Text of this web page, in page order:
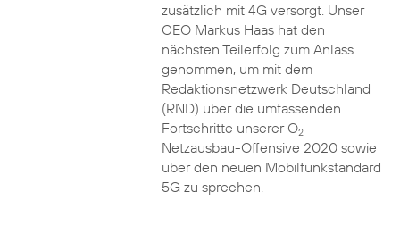
zusätzlich mit 4G versorgt. Unser
CEO Markus Haas hat den
nächsten Teilerfolg zum Anlass
genommen, um mit dem
Redaktionsnetzwerk Deutschland
(RND) über die umfassenden
Fortschritte unserer O2
Netzausbau-Offensive 2020 sowie
über den neuen Mobilfunkstandard
5G zu sprechen.